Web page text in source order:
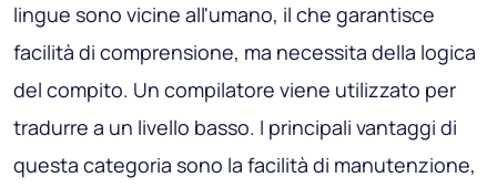
lingue sono vicine all'umano, il che garantisce
facilità di comprensione, ma necessita della logica
del compito. Un compilatore viene utilizzato per
tradurre a un livello basso. I principali vantaggi di
questa categoria sono la facilità di manutenzione,